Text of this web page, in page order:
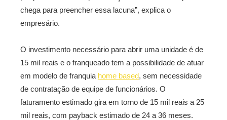
chega para preencher essa lacuna”, explica o
empresário.
O investimento necessário para abrir uma unidade é de
15 mil reais e o franqueado tem a possibilidade de atuar
em modelo de franquia home based, sem necessidade
de contratação de equipe de funcionários. O
faturamento estimado gira em torno de 15 mil reais a 25
mil reais, com payback estimado de 24 a 36 meses.